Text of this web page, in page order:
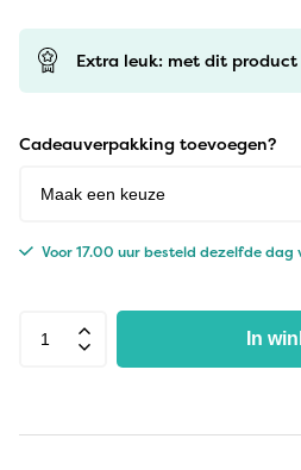
Extra leuk: met dit product
Cadeauverpakking toevoegen?
Voor 17.00 uur besteld dezelfde dag
In